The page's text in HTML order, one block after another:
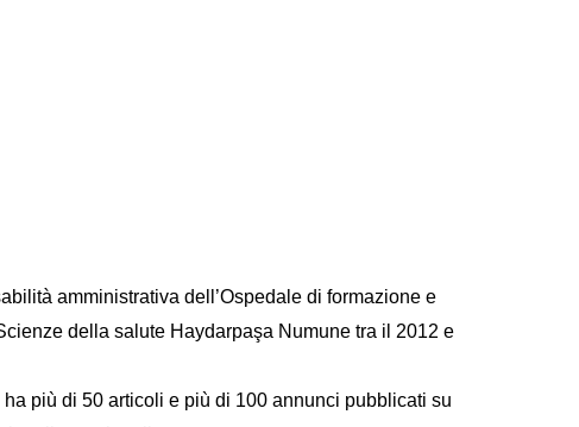
amministrativa dell’Ospedale di formazione e
della salute Haydarpaşa Numune tra il 2012 e
ha più di 50 articoli e più di 100 annunci pubblicati su